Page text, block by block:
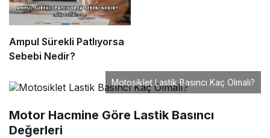
Ampul Sürekli Patlıyorsa
Sebebi Nedir?
Motosiklet Lastik Basıncı Kaç Olmalı?
Motor Hacmine Göre Lastik Basıncı
Değerleri